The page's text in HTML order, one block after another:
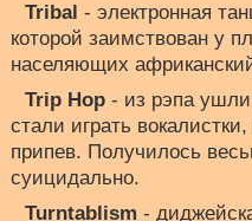
Tribal - электронная
которой заимствован у
населяющих
Trip Hop - из рэпа
стали играть
припев. Получилось
суицидально.
Turntablism -